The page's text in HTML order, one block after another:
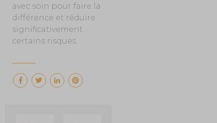
avec soin pour faire la
différence et réduire
significativement
certains risques.